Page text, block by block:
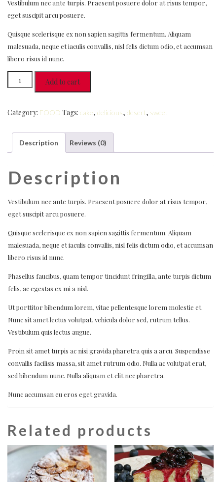
Vestibulum nec ante turpis. Praesent posuere dolor at risus tempor,
eget suscipit arcu posuere.
Quisque scelerisque ex non sapien sagittis fermentum. Aliquam
malesuada, neque et iaculis convallis, nisl felis dictum odio, et accumsan
libero risus id nunc.
SPIT
Add to cart
Category: FOOD Tags: cake, delicious, desert, sweet
Description Reviews (0)
Description
Vestibulum nec ante turpis. Praesent posuere dolor at risus tempor,
eget suscipit arcu posuere.
Quisque scelerisque ex non sapien sagittis fermentum. Aliquam
malesuada, neque et iaculis convallis, nisl felis dictum odio, et accumsan
libero risus id nunc.
Phasellus faucibus, quam tempor tincidunt fringilla, ante turpis dictum
felis, ac egestas ex mi a nisl.
Ut porttitor bibendum lorem, vitae pellentesque lorem molestie et.
Nunc sit amet lectus volutpat, vehicula dolor sed, rutrum tellus.
Vestibulum quis lectus augue.
Proin sit amet turpis ac nisi gravida pharetra quis a arcu. Suspendisse
convallis facilisis massa, sit amet rutrum odio. Nulla ac volutpat erat,
sed bibendum nunc. Nulla aliquam et elit nec pharetra.
Nunc accumsan eu eros eget gravida.
Related products